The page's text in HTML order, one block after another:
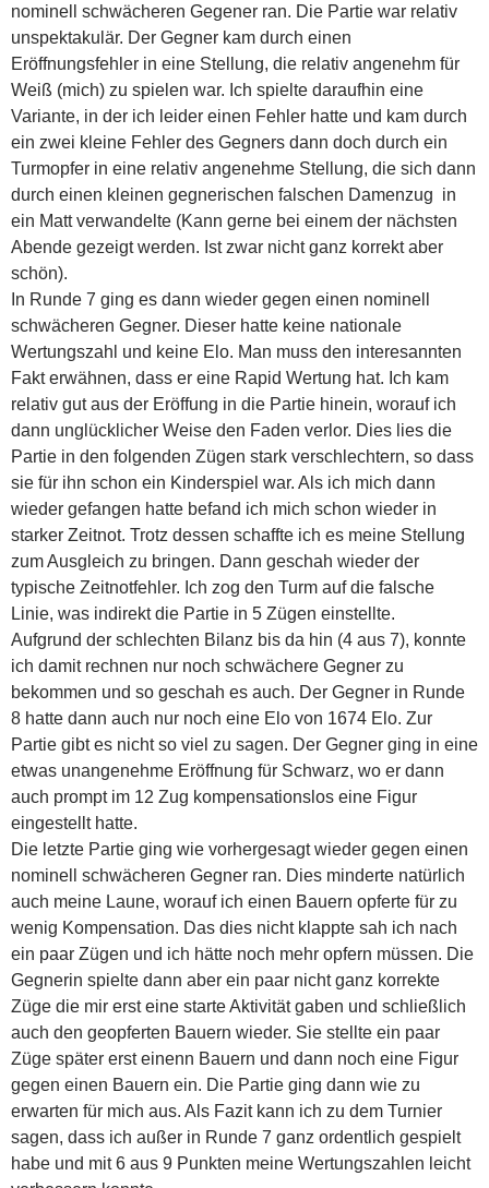
nominell schwächeren Gegener ran. Die Partie war relativ
unspektakulär. Der Gegner kam durch einen
Eröffnungsfehler in eine Stellung, die relativ angenehm für
Weiß (mich) zu spielen war. Ich spielte daraufhin eine
Variante, in der ich leider einen Fehler hatte und kam durch
ein zwei kleine Fehler des Gegners dann doch durch ein
Turmopfer in eine relativ angenehme Stellung, die sich dann
durch einen kleinen gegnerischen falschen Damenzug in
ein Matt verwandelte (Kann gerne bei einem der nächsten
Abende gezeigt werden. Ist zwar nicht ganz korrekt aber
schön).
In Runde 7 ging es dann wieder gegen einen nominell
schwächeren Gegner. Dieser hatte keine nationale
Wertungszahl und keine Elo. Man muss den interesannten
Fakt erwähnen, dass er eine Rapid Wertung hat. Ich kam
relativ gut aus der Eröffung in die Partie hinein, worauf ich
dann unglücklicher Weise den Faden verlor. Dies lies die
Partie in den folgenden Zügen stark verschlechtern, so dass
sie für ihn schon ein Kinderspiel war. Als ich mich dann
wieder gefangen hatte befand ich mich schon wieder in
starker Zeitnot. Trotz dessen schaffte ich es meine Stellung
zum Ausgleich zu bringen. Dann geschah wieder der
typische Zeitnotfehler. Ich zog den Turm auf die falsche
Linie, was indirekt die Partie in 5 Zügen einstellte.
Aufgrund der schlechten Bilanz bis da hin (4 aus 7), konnte
ich damit rechnen nur noch schwächere Gegner zu
bekommen und so geschah es auch. Der Gegner in Runde
8 hatte dann auch nur noch eine Elo von 1674 Elo. Zur
Partie gibt es nicht so viel zu sagen. Der Gegner ging in eine
etwas unangenehme Eröffnung für Schwarz, wo er dann
auch prompt im 12 Zug kompensationslos eine Figur
eingestellt hatte.
Die letzte Partie ging wie vorhergesagt wieder gegen einen
nominell schwächeren Gegner ran. Dies minderte natürlich
auch meine Laune, worauf ich einen Bauern opferte für zu
wenig Kompensation. Das dies nicht klappte sah ich nach
ein paar Zügen und ich hätte noch mehr opfern müssen. Die
Gegnerin spielte dann aber ein paar nicht ganz korrekte
Züge die mir erst eine starte Aktivität gaben und schließlich
auch den geopferten Bauern wieder. Sie stellte ein paar
Züge später erst einenn Bauern und dann noch eine Figur
gegen einen Bauern ein. Die Partie ging dann wie zu
erwarten für mich aus. Als Fazit kann ich zu dem Turnier
sagen, dass ich außer in Runde 7 ganz ordentlich gespielt
habe und mit 6 aus 9 Punkten meine Wertungszahlen leicht